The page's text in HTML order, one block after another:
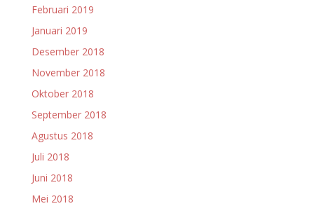
Februari 2019
Januari 2019
Desember 2018
November 2018
Oktober 2018
September 2018
Agustus 2018
Juli 2018
Juni 2018
Mei 2018